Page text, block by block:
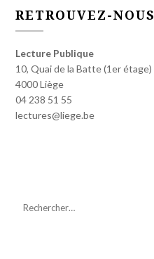
RETROUVEZ-NOUS
Lecture Publique
10, Quai de la Batte (1er étage)
4000 Liège
04 238 51 55
lectures@liege.be